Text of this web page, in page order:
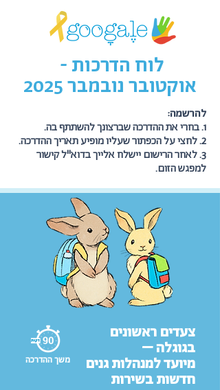
- לוח הדרכות
אוקטובר נובמבר 2025
להרשמה:
1. בחרי את ההדרכה שברצונך להשתתף בה.
2. לחצי על הכפתור שעליו מופיע תאריך ההדרכה.
3. לאחר הרישום יישלח אלייך בדוא"ל קישור
למפגש הזום.
משך ההדרכה
צעדים ראשונים
בגוגלה –
מיועד למנהלות גנים
חדשות בשירות